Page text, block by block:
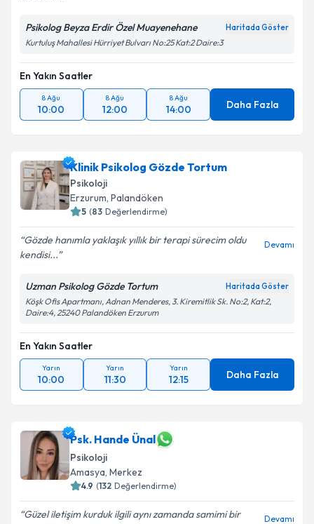
Psikolog Beyza Erdir Özel Muayenehane Haritada Göster
Kurtuluş Mahallesi Hürriyet Bulvarı No:25 Kat:2 Daire:3
En Yakın Saatler
8 Ağu
10:00
8 Ağu
12:00
8 Ağu
14:00 Daha Fazla
Klinik Psikolog Gözde Tortum
Psikoloji
Erzurum, Palandöken
5 (83 Değerlendirme)
Gözde hanımla yaklaşık yıllık bir terapi sürecim oldu
kendisi...
Devamı
Uzman Psikolog Gözde Tortum Haritada Göster
Köşk Ofis Apartmanı, Adnan Menderes, 3. Kiremitlik Sk. No:2, Kat:2,
Daire:4, 25240 Palandöken Erzurum
En Yakın Saatler
Yarın
10:00
Yarın
11:30
Yarın
12:15 Daha Fazla
Psk. Hande Ünal
Psikoloji
Amasya, Merkez
4.9 (132 Değerlendirme)
Güzel iletişim kurduk ilgili aynı zamanda samimi bir
Devamı